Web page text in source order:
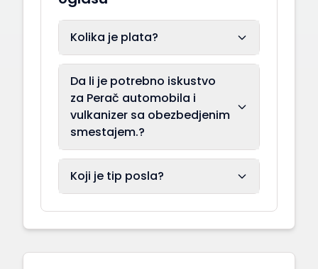
Kolika je plata?
Da li je potrebno iskustvo
za Perač automobila i
vulkanizer sa obezbedjenim
smestajem.?
Koji je tip posla?